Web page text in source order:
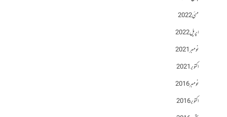
مئی 2022
اپریل 2022
نومبر 2021
اکتوبر 2021
نومبر 2016
اکتوبر 2016